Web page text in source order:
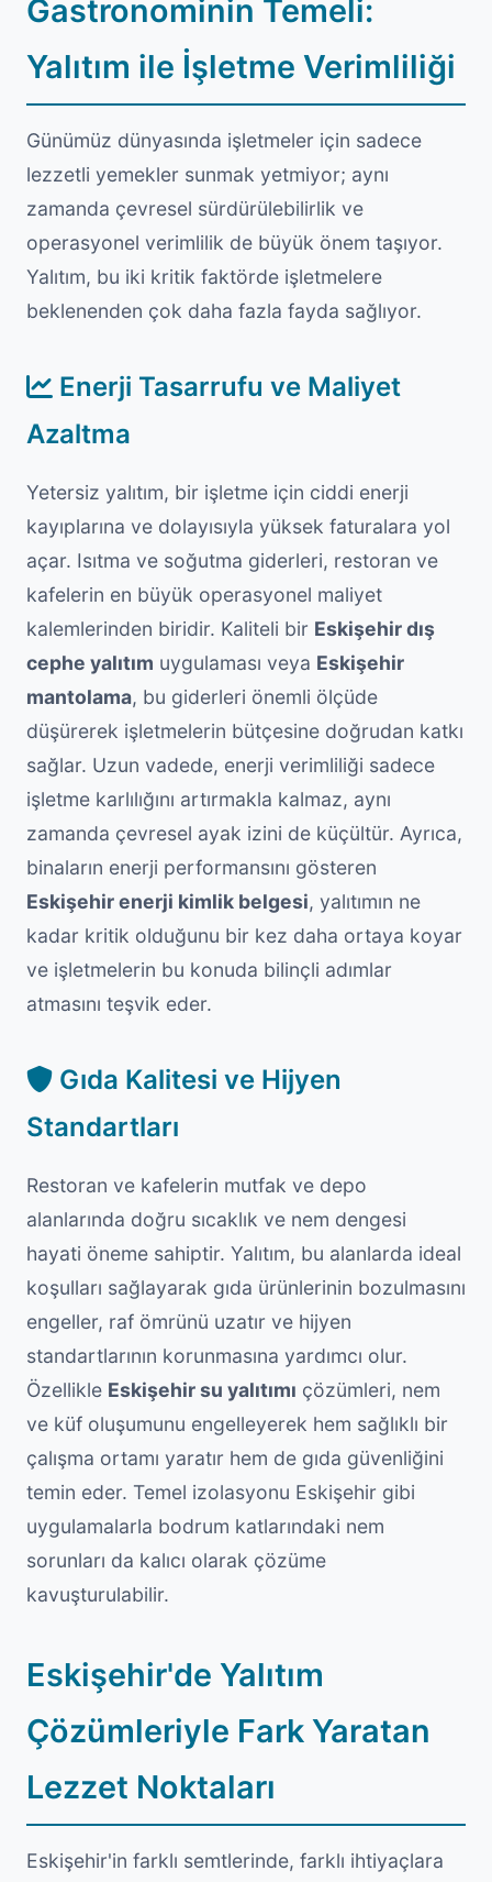
Gastronominin Temeli:
Yalıtım ile İşletme Verimliliği
Günümüz dünyasında işletmeler için sadece
lezzetli yemekler sunmak yetmiyor; aynı
zamanda çevresel sürdürülebilirlik ve
operasyonel verimlilik de büyük önem taşıyor.
Yalıtım, bu iki kritik faktörde işletmelere
beklenenden çok daha fazla fayda sağlıyor.
Enerji Tasarrufu ve Maliyet
Azaltma
Yetersiz yalıtım, bir işletme için ciddi enerji
kayıplarına ve dolayısıyla yüksek faturalara yol
açar. Isıtma ve soğutma giderleri, restoran ve
kafelerin en büyük operasyonel maliyet
kalemlerinden biridir. Kaliteli bir Eskişehir dış
cephe yalıtım uygulaması veya Eskişehir
mantolama, bu giderleri önemli ölçüde
düşürerek işletmelerin bütçesine doğrudan katkı
sağlar. Uzun vadede, enerji verimliliği sadece
işletme karlılığını artırmakla kalmaz, aynı
zamanda çevresel ayak izini de küçültür. Ayrıca,
binaların enerji performansını gösteren
Eskişehir enerji kimlik belgesi, yalıtımın ne
kadar kritik olduğunu bir kez daha ortaya koyar
ve işletmelerin bu konuda bilinçli adımlar
atmasını teşvik eder.
Gıda Kalitesi ve Hijyen
Standartları
Restoran ve kafelerin mutfak ve depo
alanlarında doğru sıcaklık ve nem dengesi
hayati öneme sahiptir. Yalıtım, bu alanlarda ideal
koşulları sağlayarak gıda ürünlerinin bozulmasını
engeller, raf ömrünü uzatır ve hijyen
standartlarının korunmasına yardımcı olur.
Özellikle Eskişehir su yalıtımı çözümleri, nem
ve küf oluşumunu engelleyerek hem sağlıklı bir
çalışma ortamı yaratır hem de gıda güvenliğini
temin eder. Temel izolasyonu Eskişehir gibi
uygulamalarla bodrum katlarındaki nem
sorunları da kalıcı olarak çözüme
kavuşturulabilir.
Eskişehir'de Yalıtım
Çözümleriyle Fark Yaratan
Lezzet Noktaları
Eskişehir'in farklı semtlerinde, farklı ihtiyaçlara